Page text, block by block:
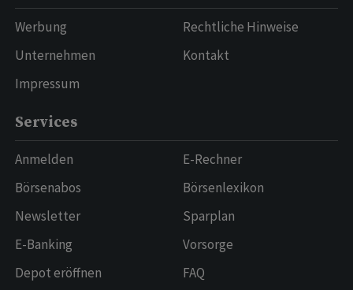
Werbung
Unternehmen
Impressum
Rechtliche Hinweise
Kontakt
Services
Anmelden
Börsenabos
Newsletter
E-Banking
Depot eröffnen
E-Rechner
Börsenlexikon
Sparplan
Vorsorge
FAQ